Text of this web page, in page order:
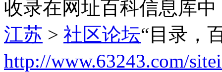
收录在网址百科信息库
江苏 > 社区论坛“目录，
http://www.63243.com/